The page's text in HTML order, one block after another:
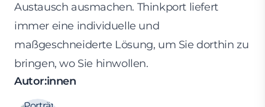
Austausch ausmachen. Thinkport liefert
immer eine individuelle und
maßgeschneiderte Lösung, um Sie dorthin zu
bringen, wo Sie hinwollen.
Autor:innen